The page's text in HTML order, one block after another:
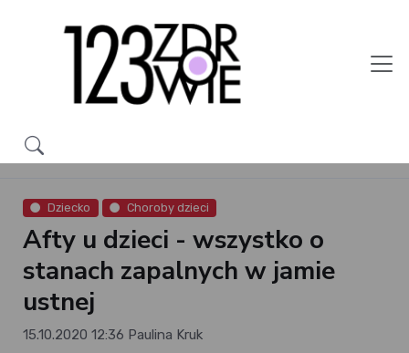
Dziecko Choroby dzieci
Afty u dzieci - wszystko o
stanach zapalnych w jamie
ustnej
15.10.2020 12:36 Paulina Kruk